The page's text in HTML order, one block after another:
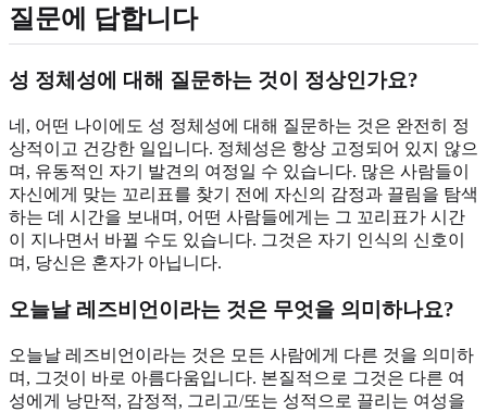
질문에 답합니다
성 정체성에 대해 질문하는 것이 정상인가요?
네, 어떤 나이에도 성 정체성에 대해 질문하는 것은 완전히 정
상적이고 건강한 일입니다. 정체성은 항상 고정되어 있지 않으
며, 유동적인 자기 발견의 여정일 수 있습니다. 많은 사람들이
자신에게 맞는 꼬리표를 찾기 전에 자신의 감정과 끌림을 탐색
하는 데 시간을 보내며, 어떤 사람들에게는 그 꼬리표가 시간
이 지나면서 바뀔 수도 있습니다. 그것은 자기 인식의 신호이
며, 당신은 혼자가 아닙니다.
오늘날 레즈비언이라는 것은 무엇을 의미하나요?
오늘날 레즈비언이라는 것은 모든 사람에게 다른 것을 의미하
며, 그것이 바로 아름다움입니다. 본질적으로 그것은 다른 여
성에게 낭만적, 감정적, 그리고/또는 성적으로 끌리는 여성을